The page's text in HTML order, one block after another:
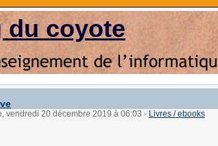
du coyote
vendredi 20 décembre 2019 à 06:03 - Livres / ebooks